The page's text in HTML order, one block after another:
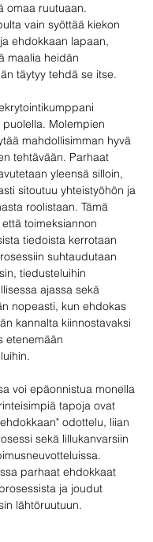
omaa ruutuaan.
vain syöttää kiekon
ehdokkaan lapaan,
maalia heidän
täytyy tehdä se itse.
Molempien
mahdollisimman hyvä
tehtävään. Parhaat
yleensä silloin,
sitoutuu yhteistyöhön ja
roolistaan. Tämä
toimeksiannon
tiedoista kerrotaan
suhtaudutaan
tiedusteluihin
ajassa sekä
nopeasti, kun ehdokas
kannalta kiinnostavaksi
etenemään
voi epäonnistua monella
tapoja ovat
odottelu, liian
sekä lillukanvarsiin
parhaat ehdokkaat
ja joudut
lähtöruutuun.